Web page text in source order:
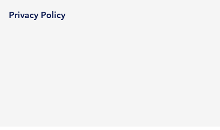
Privacy Policy